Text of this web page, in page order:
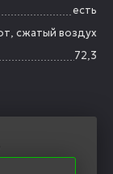
есть
сжатый воздух
72,3